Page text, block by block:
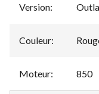
Version:
Couleur:
Moteur: 850